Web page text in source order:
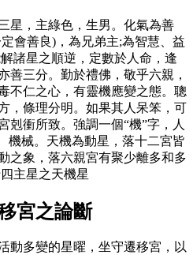
星，主綠色，生男。化氣為善
會善良)，為兄弟主;為智慧、益
諸星之順逆，定數於人命，逢
善三分。勤於禮佛，敬乎六親，
不仁之心，有靈機應變之態。聰
，條理分明。如果其人呆笨，可
剋衝所致。強調一個“機”字，人
機械。天機為動星，落十二宮皆
之象，落六親宮有聚少離多和多
主星之天機星
宮之論斷
動多變的星曜，坐守遷移宮，以